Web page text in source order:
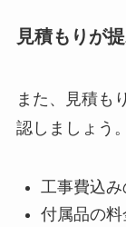
見積もりが
また、見積も
認しましょう。
工事費込
付属品の